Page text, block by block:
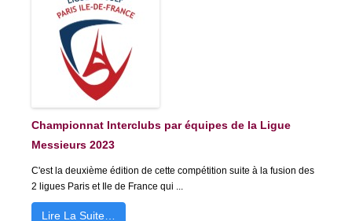
Championnat Interclubs par équipes de la Ligue
Messieurs 2023
C'est la deuxième édition de cette compétition suite à la fusion des
2 ligues Paris et Ile de France qui ...
Lire La Suite…